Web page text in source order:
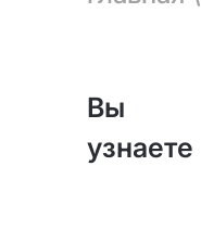
Вы
узнаете